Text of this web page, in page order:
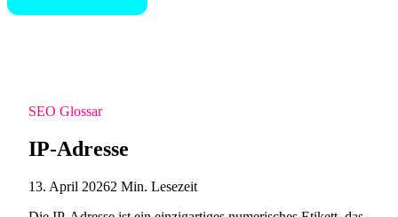
SEO Glossar
IP-Adresse
13. April 20262 Min. Lesezeit